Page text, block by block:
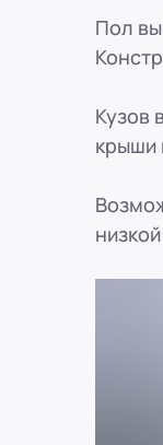
Пол
Кузов
крыши